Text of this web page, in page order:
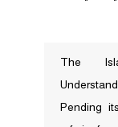
The
Pending